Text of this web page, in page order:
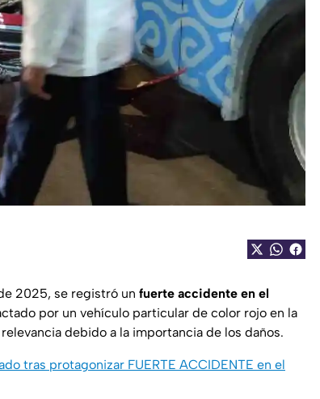
2025, se registró un fuerte accidente en el
por un vehículo particular de color rojo en la
debido a la importancia de los daños.
tras protagonizar FUERTE ACCIDENTE en el